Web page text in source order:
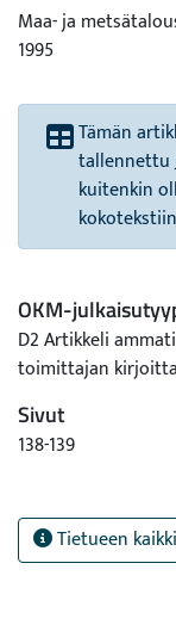
Maa- ja
1995
Tämän
tallennettu
kuitenkin
OKM-
D2 Artikkeli
toimittajan
Sivut
138-139
Tietueen